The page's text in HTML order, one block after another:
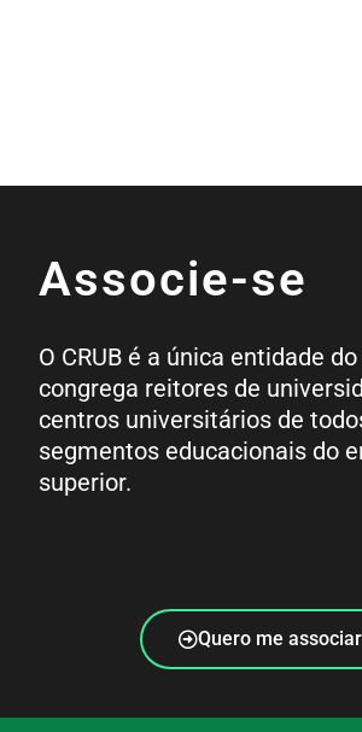
Associe-se
O CRUB é a única entidade
congrega reitores de
centros universitários de
segmentos educacionais do
superior.
Quero me associar